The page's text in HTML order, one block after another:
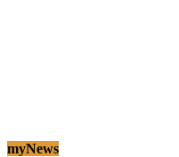
myNews